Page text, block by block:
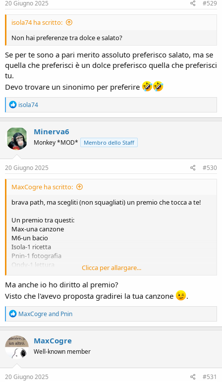
s
20 Giugno 2025 #529
isola74 ha scritto:
Non hai preferenze tra dolce e salato?
Se per te sono a pari merito assoluto preferisco salato, ma se
quella che preferisci è un dolce preferisco quella che preferisci
tu.
Devo trovare un sinonimo per preferire
R
e
a
c
t
i
o
n
s
isola74
Minerva6
Monkey *MOD* Membro dello Staff
20 Giugno 2025 #530
MaxCogre ha scritto:
brava path, ma scegliti (non squagliati) un premio che tocca a te!
Un premio tra questi:
Max-una canzone
M6-un bacio
Isola-1 ricetta
Pnin-1 fotografia
Ondy-1 lettura
Clicca per allargare...
Ma anche io ho diritto al premio?
Visto che l'avevo proposta gradirei la tua canzone
.
R
e
a
c
t
n
s
MaxCogreand Pnin
MaxCogre
Well-known member
20 Giugno 2025 #531